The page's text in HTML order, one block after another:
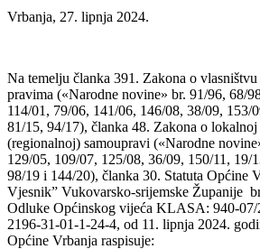
Vrbanja, 27. lipnja 2024.
Na temelju članka 391. Zakona o
pravima («Narodne novine» br. 91/96, 68/
114/01, 79/06, 141/06, 146/08, 38/09, 153/
81/15, 94/17), članka 48. Zakona o
(regionalnoj) samoupravi («Narodne
129/05, 109/07, 125/08, 36/09, 150/11, 19/
98/19 i 144/20), članka 30. Statuta Općine
Vjesnik” Vukovarsko-srijemske Županije
Odluke Općinskog vijeća KLASA: 940-
2196-31-01-1-24-4, od 11. lipnja 2024.
Općine Vrbanja raspisuje: